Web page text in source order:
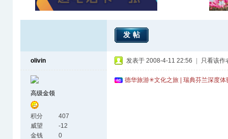
发帖
olivin
高级金领
积分
407
威望
-12
金钱
0
发表于 2008-4-11 22:56 只看该作
德华旅游✳文化之旅 | 瑞典芬兰深度